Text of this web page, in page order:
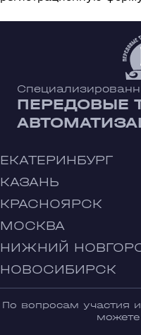
ПЕРЕДОВЫЕ
ЕКАТЕРИНБУРГ
КАЗАНЬ
КРАСНОЯРСК
МОСКВА
НИЖНИЙ
НОВОСИБИРСК
По вопросам участия